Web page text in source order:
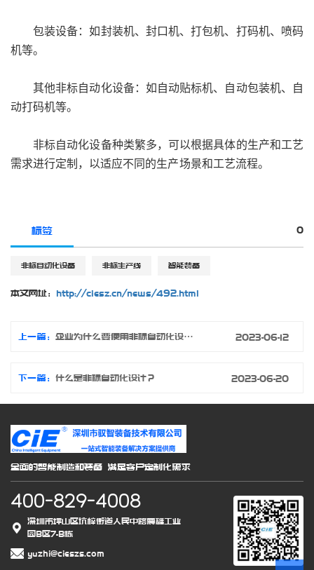
包装设备：如封装机、封口机、打包机、打码机、喷码
机等。
其他非标自动化设备：如自动贴标机、自动包装机、自
动打码机等。
非标自动化设备种类繁多，可以根据具体的生产和工艺
需求进行定制，以适应不同的生产场景和工艺流程。
标签 0
非标自动化设备 非标生产线 智能装备
本文网址： http://ciesz.cn/news/492.html
上一篇： 企业为什么要使用非标自动化设备？ 2023-06-12
下一篇： 什么是非标自动化设计？ 2023-06-20
全面的智能制造和装备 满足客户定制化需求
400-829-4008
深圳市坪山区坑梓街道人民中路震雄工业
园B区7-B栋
yuzhi@cieszs.com